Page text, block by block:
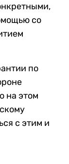
со
по
на этом
с этим и